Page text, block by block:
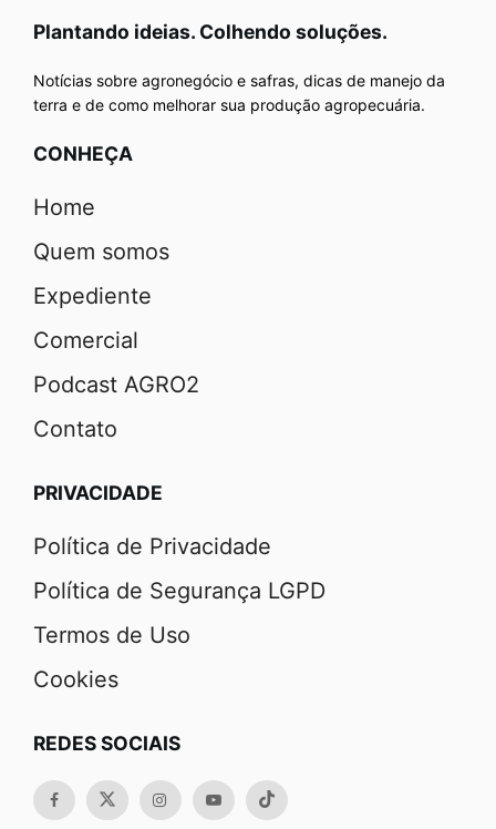
Plantando ideias. Colhendo soluções.
Notícias sobre agronegócio e safras, dicas de manejo da
terra e de como melhorar sua produção agropecuária.
CONHEÇA
Home
Quem somos
Expediente
Comercial
Podcast AGRO2
Contato
PRIVACIDADE
Política de Privacidade
Política de Segurança LGPD
Termos de Uso
Cookies
REDES SOCIAIS